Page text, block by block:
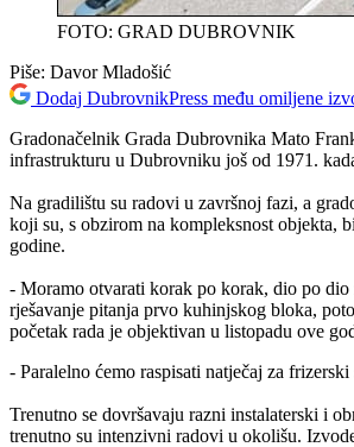
FOTO: GRAD DUBROVNIK
Piše: Davor Mladošić
Dodaj DubrovnikPress među omiljene
Gradonačelnik Grada Dubrovnika Mato
infrastrukturu u Dubrovniku još od 1971.
Na gradilištu su radovi u završnoj fazi, a
koji su, s obzirom na kompleksnost objekta,
godine.
- Moramo otvarati korak po korak, dio po dio
rješavanje pitanja prvo kuhinjskog bloka,
početak rada je objektivan u listopadu ove
- Paralelno ćemo raspisati natječaj za
Trenutno se dovršavaju razni instalaterski i
trenutno su intenzivni radovi u okolišu.